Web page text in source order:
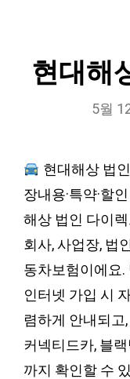
현대해
5월
현대해상 법
장내용·특약·할
해상 법인 다이
회사, 사업장, 법
동차보험이에요
인터넷 가입 시
렴하게 안내되고
커넥티드카, 블
까지 확인할 수